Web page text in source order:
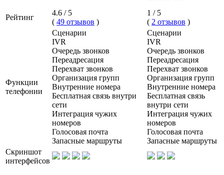
Рейтинг
4.6 / 5
( 49 отзывов )
1 / 5
( 2 отзывов )
Функции
телефонии
Сценарии
IVR
Очередь звонков
Переадресация
Перехват звонков
Организация групп
Внутренние номера
Бесплатная связь внутри
сети
Интеграция чужих
номеров
Голосовая почта
Запасные маршруты
Сценарии
IVR
Очередь звонков
Переадресация
Перехват звонков
Организация групп
Внутренние номера
Бесплатная связь
внутри сети
Интеграция чужих
номеров
Голосовая почта
Запасные маршруты
Скриншот
интерфейсов